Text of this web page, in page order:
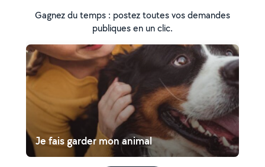
Gagnez du temps : postez toutes vos demandes
publiques en un clic.
Je fais garder mon animal